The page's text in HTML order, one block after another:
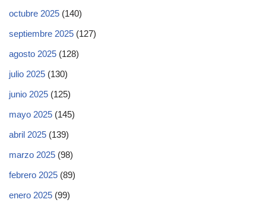
octubre 2025 (140)
septiembre 2025 (127)
agosto 2025 (128)
julio 2025 (130)
junio 2025 (125)
mayo 2025 (145)
abril 2025 (139)
marzo 2025 (98)
febrero 2025 (89)
enero 2025 (99)